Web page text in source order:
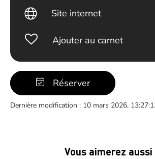
Site internet
Ajouter au carnet
Réserver
Dernière modification : 10 mars 2026,
Vous aimerez